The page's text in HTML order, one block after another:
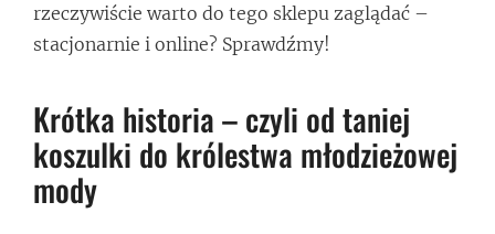
rzeczywiście warto do tego sklepu zaglądać –
stacjonarnie i online? Sprawdźmy!
Krótka historia – czyli od taniej
koszulki do królestwa młodzieżowej
mody